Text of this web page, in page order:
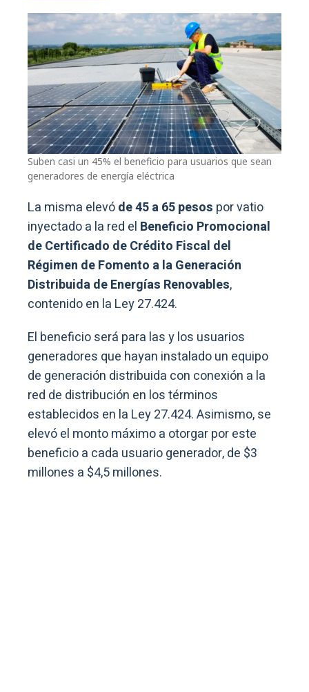
Suben casi un 45% el beneficio para usuarios que sean
generadores de energía eléctrica
La misma elevóde 45 a 65 pesos por vatio
inyectado a la red el Beneficio Promocional
de Certificado de Crédito Fiscal del
Régimen de Fomento a la Generación
Distribuida de Energías Renovables,
contenido en la Ley 27.424.
El beneficio será para las y los usuarios
generadores que hayan instalado un equipo
de generación distribuida con conexión a la
red de distribución en los términos
establecidos en la Ley 27.424. Asimismo, se
elevó el monto máximo a otorgar por este
beneficio a cada usuario generador, de $3
millones a $4,5 millones.